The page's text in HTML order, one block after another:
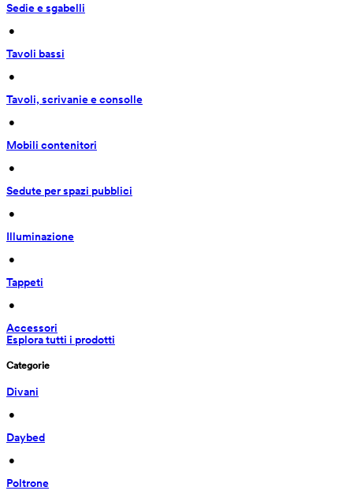
Sedie e sgabelli
•
Tavoli bassi
•
Tavoli, scrivanie e consolle
•
Mobili contenitori
•
Sedute per spazi pubblici
•
Illuminazione
•
Tappeti
•
Accessori
Esplora tutti i prodotti
Categorie
Divani
•
Daybed
•
Poltrone